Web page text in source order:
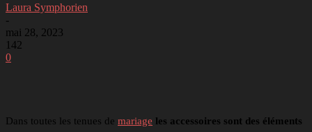
Laura Symphorien
-
mai 28, 2023
142
0
Dans toutes les tenues de mariage les accessoires sont des éléments